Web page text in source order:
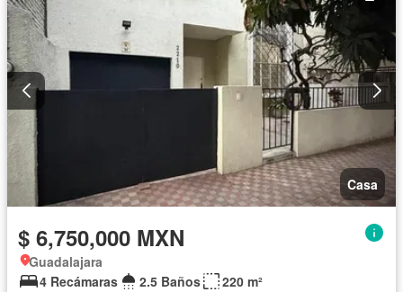
Casa
$ 6,750,000 MXN
Guadalajara
4 Recámaras
2.5 Baños
220 m²